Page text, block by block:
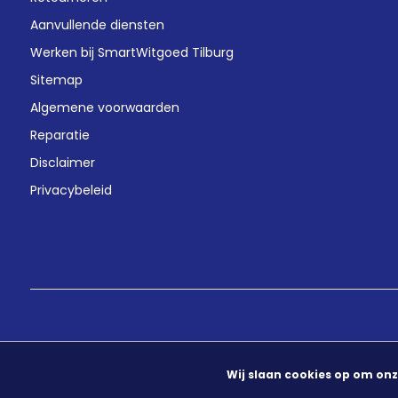
Aanvullende diensten
Werken bij SmartWitgoed Tilburg
Sitemap
Algemene voorwaarden
Reparatie
Disclaimer
Privacybeleid
Wij slaan cookies op om